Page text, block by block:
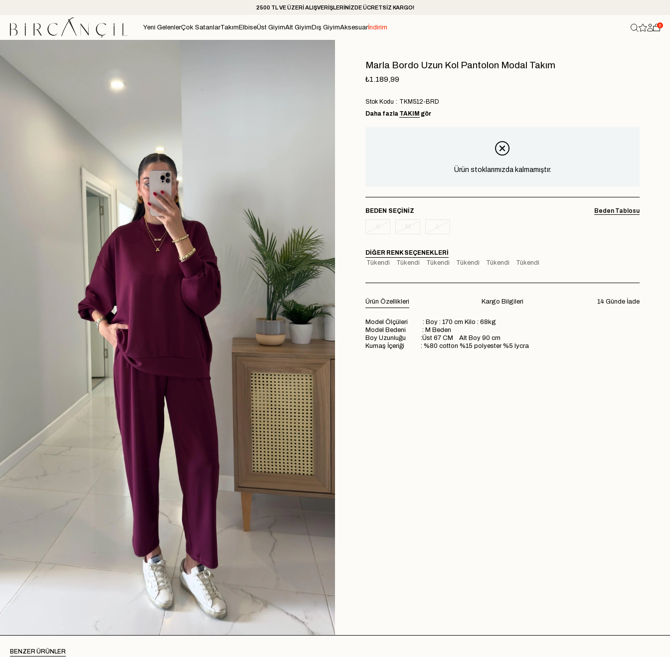
2500 TL VE ÜZERİ ALIŞVERİŞLERİNİZDE ÜCRETSİZ KARGO!
Yeni GelenlerÇok SatanlarTakım ElbiseÜst GiyimAlt Giyim Dış GiyimAksesuarİndirim 0
Marla Bordo Uzun Kol Pantolon Modal Takım
₺1.189,99
Stok Kodu
TKM512-BRD
Daha fazla TAKIM gör
Ürün stoklarımızda kalmamıştır.
Beden Tablosu
BEDEN
DIĞER RENK SEÇENEKLERI
Tükendi
Tükendi Tükendi Tükendi Tükendi Tükendi
Ürün Özellikleri 14 Günde İade
Kargo Bilgileri
Model Ölçüleri : Boy : 170 cm Kilo : 68kg
Model Bedeni : M Beden
Boy Uzunluğu :Üst 67 CM Alt Boy 90 cm
Kumaş İçeriği : %80 cotton %15 polyester %5 lycra
BENZER ÜRÜNLER